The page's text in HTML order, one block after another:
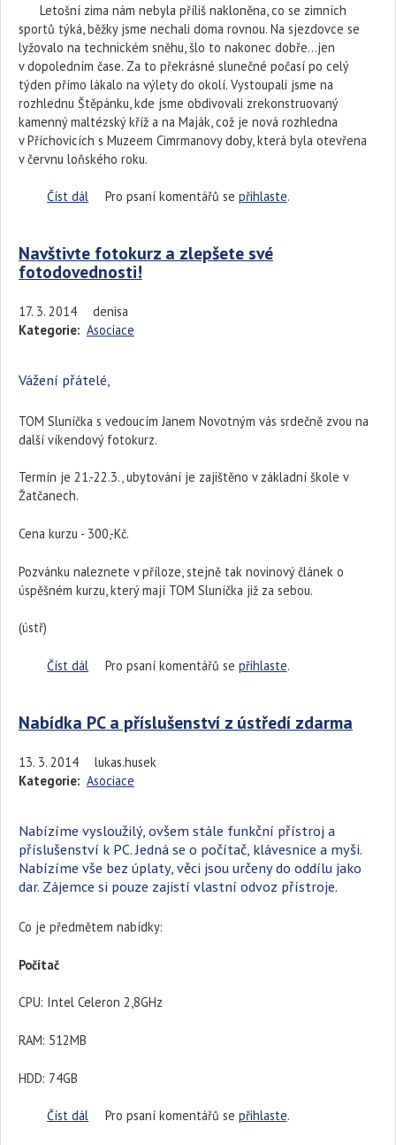
Letošní zima nám nebyla příliš nakloněna, co se zimních
sportů týká, běžky jsme nechali doma rovnou. Na sjezdovce se
lyžovalo na technickém sněhu, šlo to nakonec dobře…jen
v dopoledním čase. Za to překrásné slunečné počasí po celý
týden přímo lákalo na výlety do okolí. Vystoupali jsme na
rozhlednu Štěpánku, kde jsme obdivovali zrekonstruovaný
kamenný maltézský kříž a na Maják, což je nová rozhledna
v Příchovicích s Muzeem Cimrmanovy doby, která byla otevřena
v červnu loňského roku.
Číst dál Roudničtí tomíci v jarním Kořenově
Pro psaní komentářů se přihlaste.
Navštivte fotokurz a zlepšete své
fotodovednosti!
17. 3. 2014
denisa
Kategorie: Asociace
Vážení přátelé,
TOM Sluníčka s vedoucím Janem Novotným vás srdečně zvou na
další víkendový fotokurz.
Termín je 21.-22.3., ubytování je zajištěno v základní škole v
Žatčanech.
Cena kurzu - 300,-Kč.
Pozvánku naleznete v příloze, stejně tak novinový článek o
úspěšném kurzu, který mají TOM Sluníčka již za sebou.
(ústř)
Číst dál Navštivte fotokurz a zlepšete své fotodovednosti!
Pro psaní komentářů se přihlaste.
Nabídka PC a příslušenství z ústředí zdarma
13. 3. 2014
lukas.husek
Kategorie: Asociace
Nabízíme vysloužilý, ovšem stále funkční přístroj a
příslušenství k PC. Jedná se o počítač, klávesnice a myši.
Nabízíme vše bez úplaty, věci jsou určeny do oddílu jako
dar. Zájemce si pouze zajistí vlastní odvoz přístroje.
Co je předmětem nabídky:
Počítač
CPU: Intel Celeron 2,8GHz
RAM: 512MB
HDD: 74GB
Číst dál Nabídka PC a příslušenství z ústředí zdarma
Pro psaní komentářů se přihlaste.